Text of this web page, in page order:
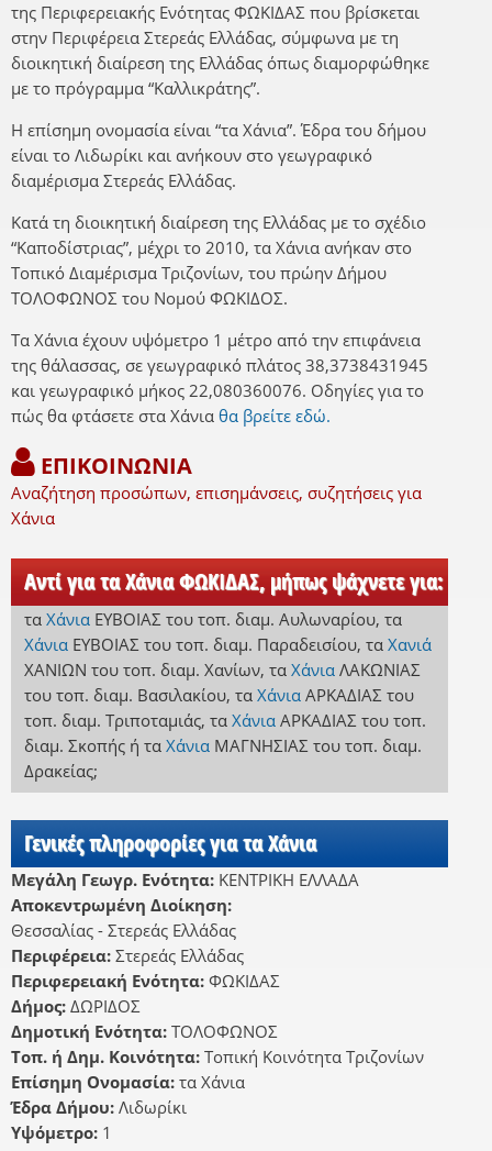
της Περιφερειακής Ενότητας ΦΩΚΙΔΑΣ που βρίσκεται
στην Περιφέρεια Στερεάς Ελλάδας, σύμφωνα με τη
διοικητική διαίρεση της Ελλάδας όπως διαμορφώθηκε
με το πρόγραμμα “Καλλικράτης”.
Η επίσημη ονομασία είναι “τα Χάνια”. Έδρα του δήμου
είναι το Λιδωρίκι και ανήκουν στο γεωγραφικό
διαμέρισμα Στερεάς Ελλάδας.
Κατά τη διοικητική διαίρεση της Ελλάδας με το σχέδιο
“Καποδίστριας”, μέχρι το 2010, τα Χάνια ανήκαν στο
Τοπικό Διαμέρισμα Τριζονίων, του πρώην Δήμου
ΤΟΛΟΦΩΝΟΣ του Νομού ΦΩΚΙΔΟΣ.
Τα Χάνια έχουν υψόμετρο 1 μέτρο από την επιφάνεια
της θάλασσας, σε γεωγραφικό πλάτος 38,3738431945
και γεωγραφικό μήκος 22,080360076. Οδηγίες για το
πώς θα φτάσετε στα Χάνια θα βρείτε εδώ.
ΕΠΙΚΟΙΝΩΝΙΑ
Αναζήτηση προσώπων, επισημάνσεις, συζητήσεις για
Χάνια
Αντί για τα Χάνια ΦΩΚΙΔΑΣ, μήπως ψάχνετε για:
τα Χάνια ΕΥΒΟΙΑΣ του τοπ. διαμ. Αυλωναρίου, τα
Χάνια ΕΥΒΟΙΑΣ του τοπ. διαμ. Παραδεισίου, τα Χανιά
ΧΑΝΙΩΝ του τοπ. διαμ. Χανίων, τα Χάνια ΛΑΚΩΝΙΑΣ
του τοπ. διαμ. Βασιλακίου, τα Χάνια ΑΡΚΑΔΙΑΣ του
τοπ. διαμ. Τριποταμιάς, τα Χάνια ΑΡΚΑΔΙΑΣ του τοπ.
διαμ. Σκοπήςή τα Χάνια ΜΑΓΝΗΣΙΑΣ του τοπ. διαμ.
Δρακείας;
Γενικές πληροφορίες για τα Χάνια
Μεγάλη Γεωγρ. Ενότητα: ΚΕΝΤΡΙΚΗ ΕΛΛΑΔΑ
Αποκεντρωμένη Διοίκηση:
Θεσσαλίας - Στερεάς Ελλάδας
Περιφέρεια: Στερεάς Ελλάδας
Περιφερειακή Ενότητα: ΦΩΚΙΔΑΣ
Δήμος: ΔΩΡΙΔΟΣ
Δημοτική Ενότητα: ΤΟΛΟΦΩΝΟΣ
Τοπ. ή Δημ. Κοινότητα: Τοπική Κοινότητα Τριζονίων
Επίσημη Ονομασία: τα Χάνια
Έδρα Δήμου: Λιδωρίκι
Υψόμετρο: 1